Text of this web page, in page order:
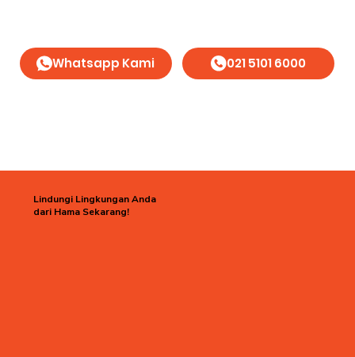
Lindungi Lingkungan Anda
dari Hama Sekarang!
Whatsapp Kami 021 5101 6000